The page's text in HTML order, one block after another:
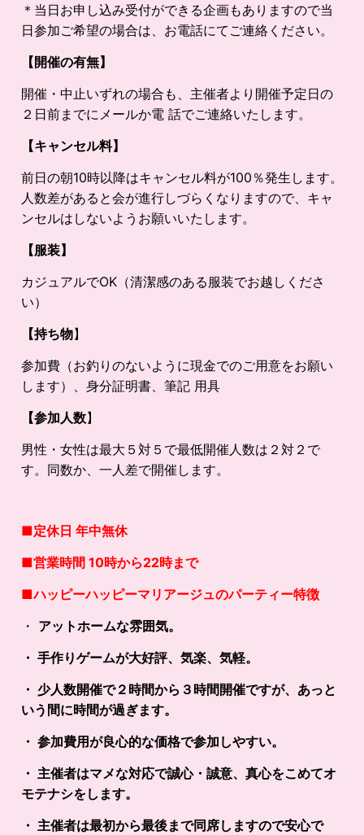
＊当日お申し込み受付ができる企画もありますので当
日参加ご希望の場合は、お電話にてご連絡ください。
【開催の有無】
開催・中止いずれの場合も、主催者より開催予定日の
２日前までにメールか電 話でご連絡いたします。
【キャンセル料】
前日の朝10時以降はキャンセル料が100％発生します。
人数差があると会が進行しづらくなりますので、キャ
ンセルはしないようお願いいたします。
【服装】
カジュアルでOK（清潔感のある服装でお越しくださ
い）
【持ち物】
参加費（お釣りのないように現金でのご用意をお願い
します）、身分証明書、筆記 用具
【参加人数】
男性・女性は最大５対５で最低開催人数は２対２で
す。同数か、一人差で開催します。
■定休日 年中無休
■営業時間 10時から22時まで
■ハッピーハッピーマリアージュのパーティー特徴
・ アットホームな雰囲気。
・ 手作りゲームが大好評、気楽、気軽。
・ 少人数開催で２時間から３時間開催ですが、あっと
いう間に時間が過ぎます。
・ 参加費用が良心的な価格で参加しやすい。
・ 主催者はマメな対応で誠心・誠意、真心をこめてオ
モテナシをします。
・ 主催者は最初から最後まで同席しますので安心で